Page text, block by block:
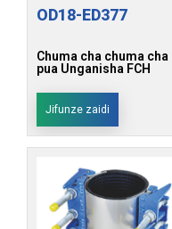
OD18-ED377
Chuma cha chuma cha
pua Unganisha FCH
Jifunze zaidi